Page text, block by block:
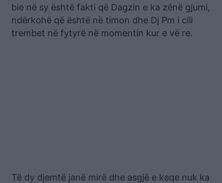
bie në sy është fakti që Dagzin e ka zënë gjumi,
ndërkohë që është në timon dhe Dj Pm i cili
trembet në fytyrë në momentin kur e vë re.
Të dy djemtë janë mirë dhe asgjë e keqe nuk ka